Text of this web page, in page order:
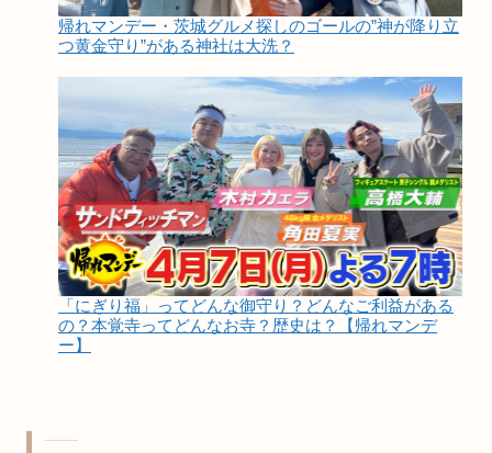
帰れマンデー・茨城グルメ探しのゴールの”神が降り立
つ黄金守り”がある神社は大洗？
「にぎり福」ってどんな御守り？どんなご利益がある
の？本覚寺ってどんなお寺？歴史は？【帰れマンデ
ー】